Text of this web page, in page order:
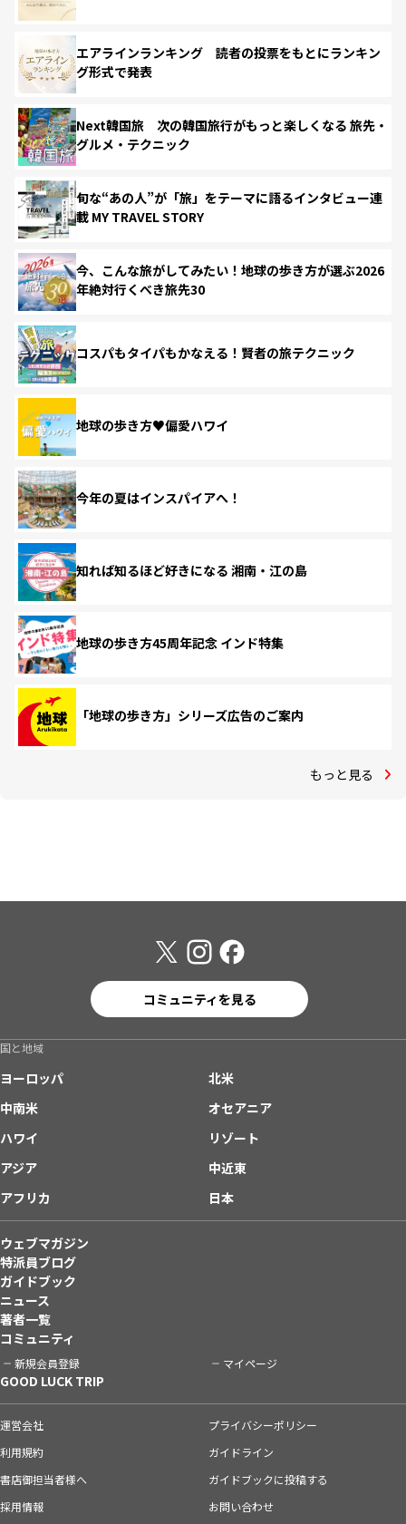
エアラインランキング 読者の投票をもとにランキン
グ形式で発表
Next韓国旅 次の韓国旅行がもっと楽しくなる 旅先・
グルメ・テクニック
旬な“あの人”が「旅」をテーマに語るインタビュー連
載 MY TRAVEL STORY
今、こんな旅がしてみたい！地球の歩き方が選ぶ2026
年絶対行くべき旅先30
コスパもタイパもかなえる！賢者の旅テクニック
地球の歩き方♥偏愛ハワイ
今年の夏はインスパイアへ！
知れば知るほど好きになる 湘南・江の島
地球の歩き方45周年記念 インド特集
「地球の歩き方」シリーズ広告のご案内
もっと見る
コミュニティを見る
国と地域
ヨーロッパ
北米
中南米
オセアニア
ハワイ
リゾート
アジア
中近東
アフリカ
日本
ウェブマガジン
特派員ブログ
ガイドブック
ニュース
著者一覧
コミュニティ
新規会員登録 マイページ
GOOD LUCK TRIP
運営会社
プライバシーポリシー
利用規約
ガイドライン
書店御担当者様へ
ガイドブックに投稿する
採用情報
お問い合わせ